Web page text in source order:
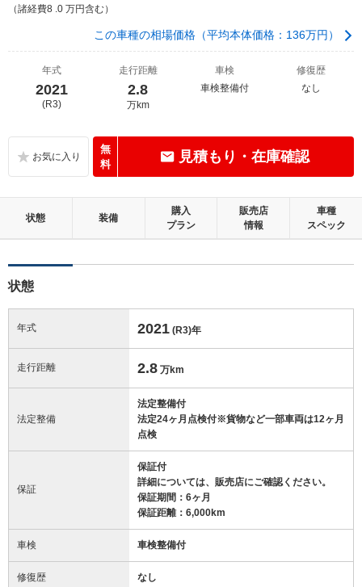
（諸経費8 .0 万円含む）
この車種の相場価格（平均本体価格：136万円）
年式
2021
(R3)
走行距離
2.8
万km
車検
車検整備付
修復歴
なし
無
料
見積もり・在庫確認
状態 装備
購入
プラン
販売店
情報
車種
スペック
状態
年式 2021 (R3)年
走行距離 2.8 万km
法定整備
法定整備付
法定24ヶ月点検付※貨物など一部車両は12ヶ月
点検
保証
保証付
詳細については、販売店にご確認ください。
保証期間：6ヶ月
保証距離：6,000km
車検 車検整備付
修復歴 なし